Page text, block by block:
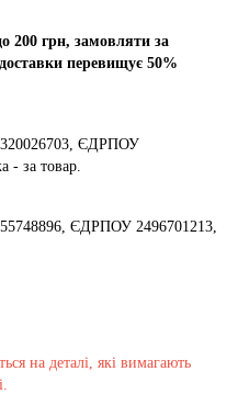
200 грн, замовляти за
перевищує 50%
ЄДРПОУ
- за товар.
ЄДРПОУ 2496701213,
на деталі, які вимагають